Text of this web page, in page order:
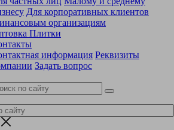
Для корпоративных клиентов
организациям
Плитки
информация Реквизиты
Задать вопрос